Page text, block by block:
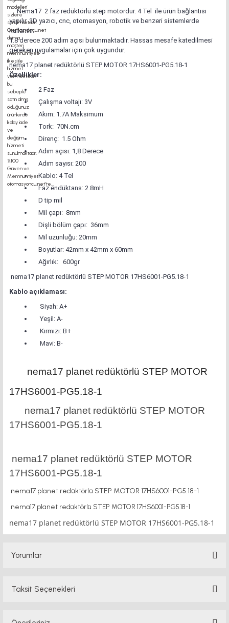
Nema17 2 faz redüktörlü step motordur. 4 Tel ile ürün bağlantısı
yapılır. 3D yazıcı, cnc, otomasyon, robotik ve benzeri sistemlerde
kullanılır.
1.8 derece 200 adım açısı bulunmaktadır. Hassas mesafe katedilmesi
gereken uygulamalar için çok uygundur.
nema17 planet redüktörlü STEP MOTOR 17HS6001-PG5.18-1
Özellikler:
2 Faz
Çalışma voltajı: 3V
Akım: 1.7A Maksimum
Tork: 70N.cm
Direnç: 1.5 Ohm
Adım açısı: 1,8 Derece
Adım sayısı: 200
Kablo: 4 Tel
Faz endüktans: 2.8mH
D tip mil
Mil çapı: 8mm
Dişli bölüm çapı: 36mm
Mil uzunluğu: 20mm
Boyutlar: 42mm x 42mm x 60mm
Ağırlık: 600gr
nema17 planet redüktörlü STEP MOTOR 17HS6001-PG5.18-1
Kablo açıklaması:
Siyah: A+
Yeşil: A-
Kırmızı: B+
Mavi: B-
nema17 planet redüktörlü STEP MOTOR
17HS6001-PG5.18-1
nema17 planet redüktörlü STEP MOTOR
17HS6001-PG5.18-1
nema17 planet redüktörlü STEP MOTOR
17HS6001-PG5.18-1
nema17 planet redüktörlü STEP MOTOR 17HS6001-PG5.18-1
nema17 planet redüktörlü STEP MOTOR 17HS6001-PG5.18-1
nema17 planet redüktörlü STEP MOTOR 17HS6001-PG5.18-1
Yorumlar
Taksit Seçenekleri